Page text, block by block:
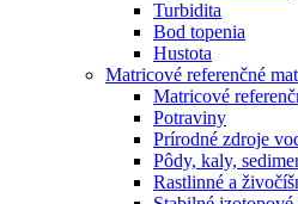
Turbidita
Bod topenia
Hustota
Matricové referenčné
Matricové
Potraviny
Prírodné zdroje
Pôdy, kaly,
Rastlinné a